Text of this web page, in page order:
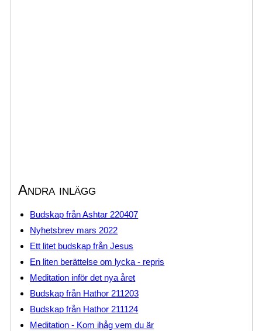
Andra inlägg
Budskap från Ashtar 220407
Nyhetsbrev mars 2022
Ett litet budskap från Jesus
En liten berättelse om lycka - repris
Meditation inför det nya året
Budskap från Hathor 211203
Budskap från Hathor 211124
Meditation - Kom ihåg vem du är